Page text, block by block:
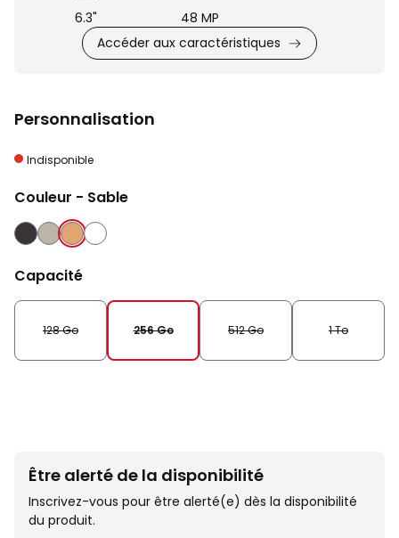
6.3"
48 MP
Accéder aux caractéristiques
Personnalisation
Indisponible
Couleur - Sable
NOIR NATUREL SABLE BLANC
Capacité
128 Go 256 Go 512 Go 1 To
Être alerté de la disponibilité
Inscrivez-vous pour être alerté(e) dès la disponibilité
du produit.